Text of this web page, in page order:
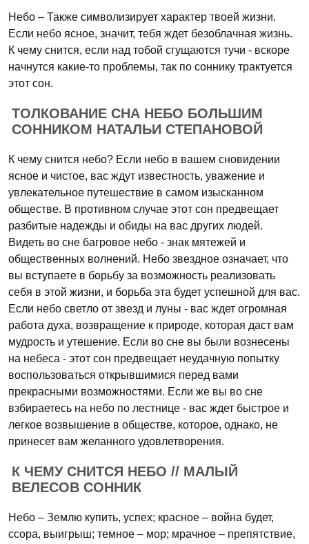
Небо – Также символизирует характер твоей жизни.
Если небо ясное, значит, тебя ждет безоблачная жизнь.
К чему снится, если над тобой сгущаются тучи - вскоре
начнутся какие-то проблемы, так по соннику трактуется
этот сон.
ТОЛКОВАНИЕ СНА НЕБО БОЛЬШИМ
СОННИКОМ НАТАЛЬИ СТЕПАНОВОЙ
К чему снится небо? Если небо в вашем сновидении
ясное и чистое, вас ждут известность, уважение и
увлекательное путешествие в самом изысканном
обществе. В противном случае этот сон предвещает
разбитые надежды и обиды на вас других людей.
Видеть во сне багровое небо - знак мятежей и
общественных волнений. Небо звездное означает, что
вы вступаете в борьбу за возможность реализовать
себя в этой жизни, и борьба эта будет успешной для вас.
Если небо светло от звезд и луны - вас ждет огромная
работа духа, возвращение к природе, которая даст вам
мудрость и утешение. Если во сне вы были вознесены
на небеса - этот сон предвещает неудачную попытку
воспользоваться открывшимися перед вами
прекрасными возможностями. Если же вы во сне
взбираетесь на небо по лестнице - вас ждет быстрое и
легкое возвышение в обществе, которое, однако, не
принесет вам желанного удовлетворения.
К ЧЕМУ СНИТСЯ НЕБО // МАЛЫЙ
ВЕЛЕСОВ СОННИК
Небо – Землю купить, успех; красное – война будет,
ссора, выигрыш; темное – мор; мрачное – препятствие,